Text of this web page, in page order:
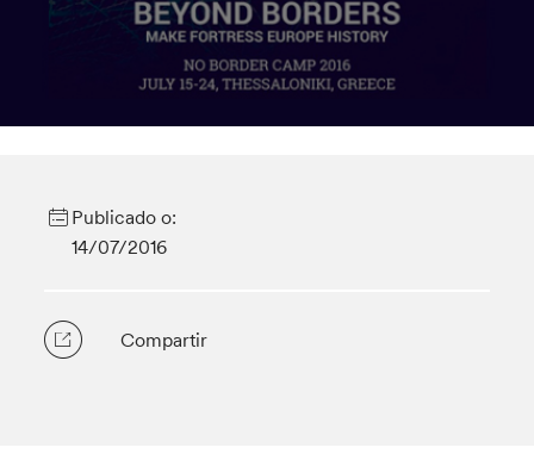
Publicado o:
14/07/2016
Compartir